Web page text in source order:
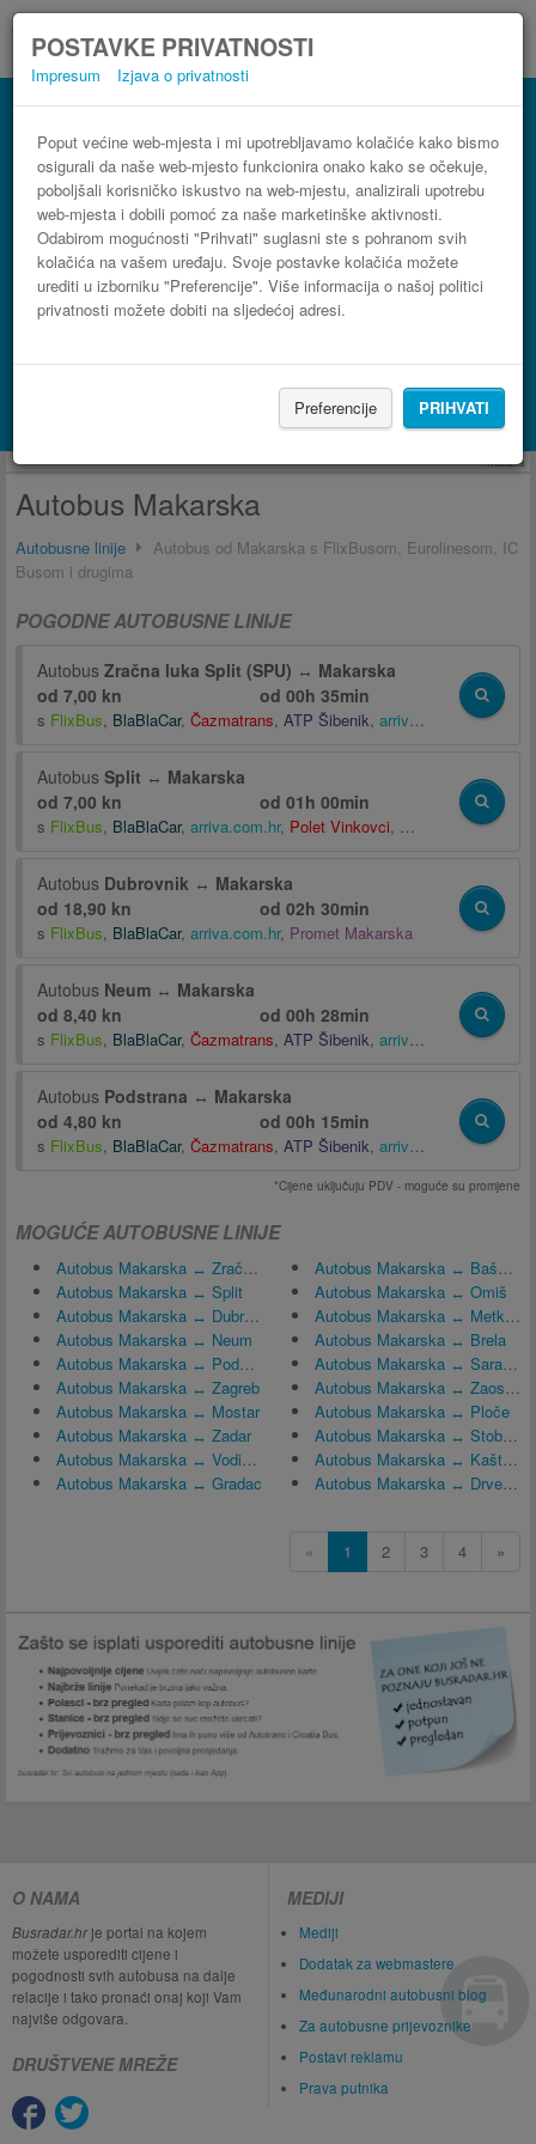
POSTAVKE PRIVATNOSTI
Impresum Izjava o privatnosti
Poput većine web-mjesta i mi upotrebljavamo kolačiće kako bismo
osigurali da naše web-mjesto funkcionira onako kako se očekuje,
poboljšali korisničko iskustvo na web-mjestu, analizirali upotrebu
web-mjesta i dobili pomoć za naše marketinške aktivnosti.
Odabirom mogućnosti "Prihvati" suglasni ste s pohranom svih
kolačića na vašem uređaju. Svoje postavke kolačića možete
urediti u izborniku "Preferencije". Više informacija o našoj politici
privatnosti možete dobiti na sljedećoj adresi.
Preferencije PRIHVATI
Autobus Makarska
3 koraka do najpovoljnije autobusne karte
Potraži smještaj s Booking.com
Reklama
Autobus Makarska
Autobusne linije
Autobus od Makarska s FlixBusom, Eurolinesom, IC
Busom i drugima
POGODNE AUTOBUSNE LINIJE
Autobus Zračna luka Split (SPU) ↔ Makarska
od 7,00 kn
od 00h 35min
s FlixBus, BlaBlaCar, Čazmatrans, ATP Šibenik, arriva.com.hr ,Polet
Autobus Split ↔ Makarska
od 7,00 kn
od 01h 00min
s FlixBus, BlaBlaCar, arriva.com.hr, Polet Vinkovci, Croatia bus-
Autobus Dubrovnik ↔ Makarska
od 18,90 kn
od 02h 30min
s FlixBus, BlaBlaCar, arriva.com.hr, Promet Makarska
Autobus Neum ↔ Makarska
od 8,40 kn
od 00h 28min
s FlixBus, BlaBlaCar, Čazmatrans, ATP Šibenik, arriva.com.hr ,Promet
Autobus Podstrana ↔ Makarska
od 4,80 kn
od 00h 15min
s FlixBus, BlaBlaCar, Čazmatrans, ATP Šibenik, arriva.com.hr ,Polet
*Cijene uključuju PDV - moguće su promjene
MOGUĆE AUTOBUSNE LINIJE
Autobus Makarska ↔ Zračna luka Split (SPU)
Autobus Makarska ↔ Split
Autobus Makarska ↔ Dubrovnik
Autobus Makarska ↔ Neum
Autobus Makarska ↔ Podstrana
Autobus Makarska ↔ Zagreb
Autobus Makarska ↔ Mostar
Autobus Makarska ↔ Zadar
Autobus Makarska ↔ Vodice, Hrvatska
Autobus Makarska ↔ Gradac
Autobus Makarska ↔ Baška Voda
Autobus Makarska ↔ Omiš
Autobus Makarska ↔ Metković
Autobus Makarska ↔ Brela
Autobus Makarska ↔ Sarajevo
Autobus Makarska ↔ Zaostrog
Autobus Makarska ↔ Ploče
Autobus Makarska ↔ Stobreč
Autobus Makarska ↔ Kaštel Stari
Autobus Makarska ↔ Drvenik
« 1 2 3 4 »
O NAMA
Busradar.hrje portal na kojem
možete usporediti cijene i
pogodnosti svih autobusa na dalje
relacije i tako pronaći onaj koji Vam
najviše odgovara.
DRUŠTVENE MREŽE
MEDIJI
Mediji
Dodatak za webmastere
Međunarodni autobusni blog
Za autobusne prijevoznike
Postavi reklamu
Prava putnika